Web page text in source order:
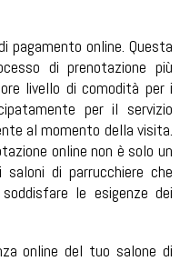
pagamento online. Questa
di prenotazione più
livello di comodità per i
per il servizio
al momento della visita.
online non è solo un
di parrucchiere che
le esigenze dei
online del tuo salone di